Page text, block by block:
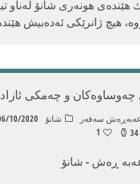
هێندەی هونەری شانۆ لەناو
هیچ ژانرێکی ئەدەبیش
چەوساوەکان و چەمکی
عه‌به‌ڕه‌ش سه‌فه‌ر شانۆ
10/2020
1
ڕەش - شانۆ